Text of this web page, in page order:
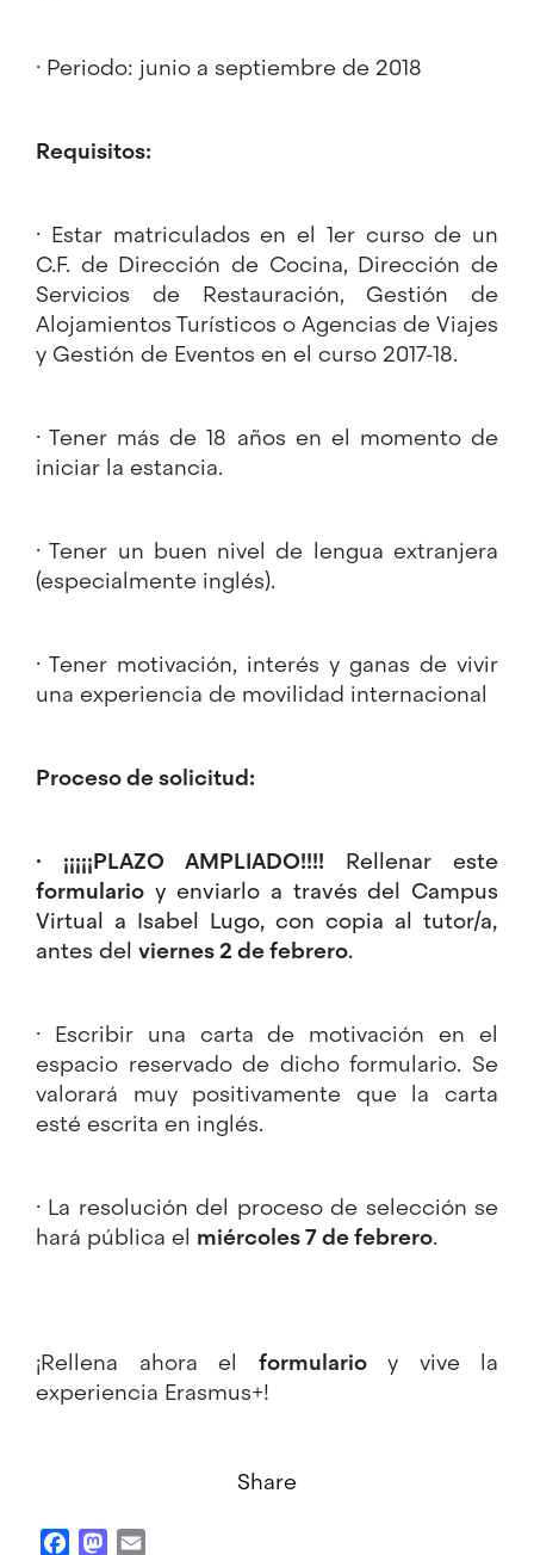
· Periodo: junio a septiembre de 2018
Requisitos:
· Estar matriculados en el 1er curso de un
C.F. de Dirección de Cocina, Dirección de
Servicios de Restauración, Gestión de
Alojamientos Turísticos o Agencias de Viajes
y Gestión de Eventos en el curso 2017-18.
· Tener más de 18 años en el momento de
iniciar la estancia.
· Tener un buen nivel de lengua extranjera
(especialmente inglés).
· Tener motivación, interés y ganas de vivir
una experiencia de movilidad internacional
Proceso de solicitud:
· ¡¡¡¡¡PLAZO AMPLIADO!!!! Rellenar este
formulario y enviarlo a través del Campus
Virtual a Isabel Lugo, con copia al tutor/a,
antes del viernes 2 de febrero.
· Escribir una carta de motivación en el
espacio reservado de dicho formulario. Se
valorará muy positivamente que la carta
esté escrita en inglés.
· La resolución del proceso de selección se
hará pública el miércoles7 de febrero.
¡Rellena ahora el formularioy vive la
experiencia Erasmus+!
Share
FacebookMastodon